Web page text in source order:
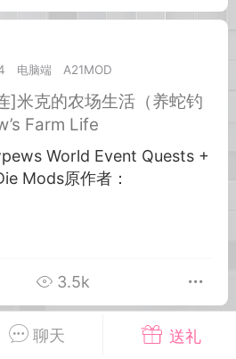
的作弊模组，
收到一些信息
下声明，规范
聊天 送礼
电脑端 A21MOD
]米克的农场生活（养蛇钓
Farm Life
World Event Quests +
Mods原作者：
3.5k